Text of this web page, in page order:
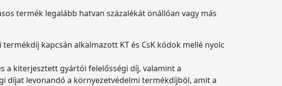
termék legalább hatvan százalékát önállóan vagy más
kapcsán alkalmazott KT és CsK kódok mellé nyolc
a kiterjesztett gyártói felelősségi díj, valamint a
díjat levonandó a környezetvédelmi termékdíjból, amit a